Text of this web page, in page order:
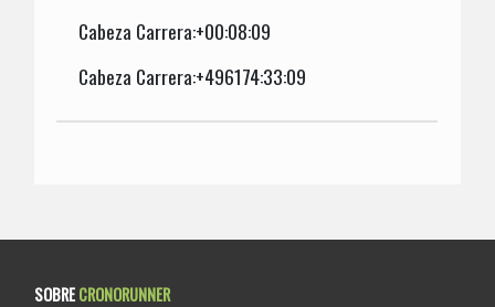
Cabeza Carrera:+00:08:09
Cabeza Carrera:+496174:33:09
SOBRECRONORUNNER